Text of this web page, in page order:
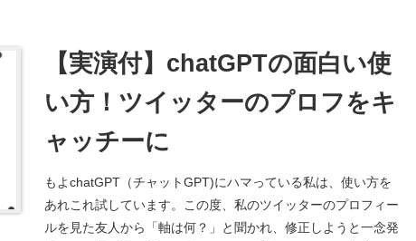
【実演付】chatGPTの面白い使
い方！ツイッターのプロフをキ
ャッチーに
もよchatGPT（チャットGPT)にハマっている私は、使い方を
あれこれ試しています。この度、私のツイッターのプロフィー
ルを見た友人から「軸は何？」と聞かれ、修正しようと一念発